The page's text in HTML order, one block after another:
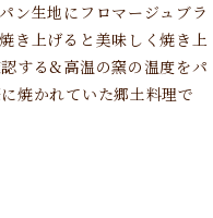
ン生地にフロマージュブラ
き上げると美味しく焼き上
する&高温の窯の温度をパ
焼かれていた郷土料理で